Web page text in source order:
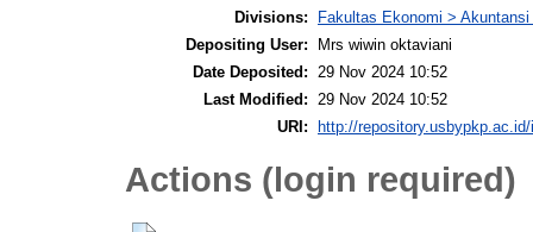
Divisions:
Fakultas Ekonomi > Akuntansi
Depositing User:
Mrs wiwin oktaviani
Date Deposited:
29 Nov 2024 10:52
Last Modified:
29 Nov 2024 10:52
URI:
http://
Actions (login required)